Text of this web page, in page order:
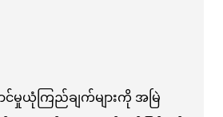
ယုံကြည်ချက်များကို အမြဲ